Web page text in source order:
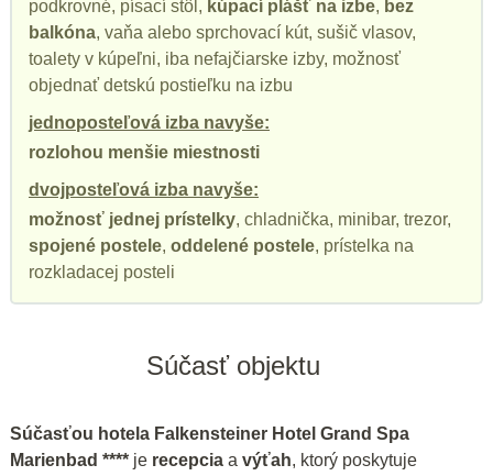
podkrovné, písací stôl, kúpací plášť na izbe, bez
balkóna, vaňa alebo sprchovací kút, sušič vlasov,
toalety v kúpeľni, iba nefajčiarske izby, možnosť
objednať detskú postieľku na izbu
jednoposteľová izba navyše:
rozlohou menšie miestnosti
dvojposteľová izba navyše:
možnosť jednej prístelky, chladnička, minibar, trezor,
spojené postele, oddelené postele, prístelka na
rozkladacej posteli
Súčasť objektu
Súčasťou hotela Falkensteiner Hotel Grand Spa
Marienbad **** je recepcia a výťah, ktorý poskytuje